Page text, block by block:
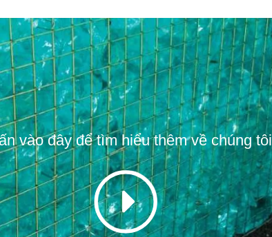
vào đây để tìm hiểu thêm về chúng tôi